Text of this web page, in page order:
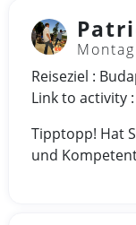
Reiseziel :
Link to activity
Tipptopp! Hat
und